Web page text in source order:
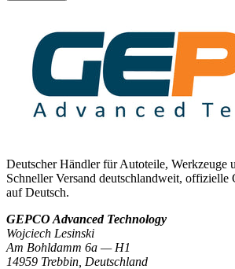
Deutscher Händler für Autoteile, Werkzeuge
Schneller Versand deutschlandweit, offizielle
auf Deutsch.
GEPCO Advanced Technology
Wojciech Lesinski
Am Bohldamm 6a — H1
14959 Trebbin Deutschland